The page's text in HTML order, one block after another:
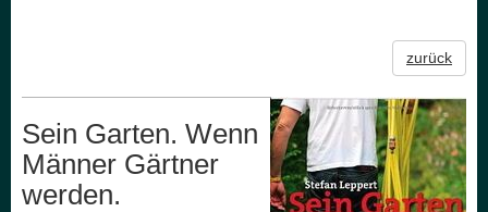
zurück
Sein Garten. Wenn
Männer Gärtner
werden.